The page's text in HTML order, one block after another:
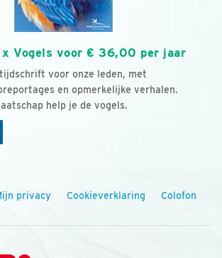
Vogels voor € 36,00 per jaar
voor onze leden, met
en opmerkelijke verhalen.
help je de vogels.
privacy Cookieverklaring Colofon